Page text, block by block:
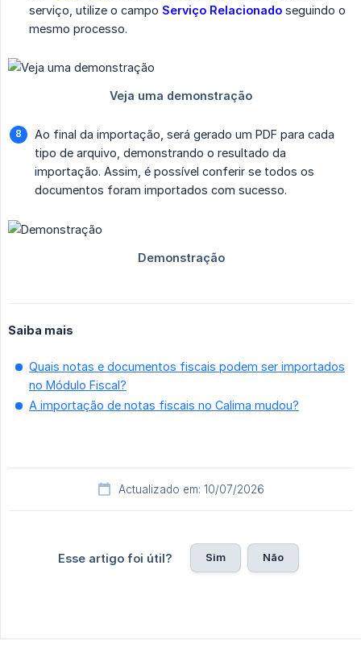
serviço, utilize o campo Serviço Relacionado seguindo o
mesmo processo.
Ao final da importação, será gerado um PDF para cada
tipo de arquivo, demonstrando o resultado da
importação. Assim, é possível conferir se todos os
documentos foram importados com sucesso.
Saiba mais
Quais notas e documentos fiscais podem ser importados
no Módulo Fiscal?
A importação de notas fiscais no Calima mudou?
Actualizado em: 10/07/2026
Esse artigo foi útil? Sim Não